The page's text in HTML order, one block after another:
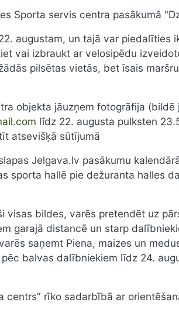
Sporta servis centra pasākumā
augustam, un tajā var piedalīties
vai izbraukt ar velosipēdu
pilsētas vietās, bet īsais
objekta jāuzņem fotogrāfija
līdz 22. augusta pulksten
atsevišķā sūtījumā
Jelgava.lv pasākumu
sporta hallē pie dežuranta halles
bildes, varēs pretendēt uz
garajā distancē un starp
saņemt Piena, maizes un
balvas dalībniekiem līdz 24.
rīko sadarbībā ar